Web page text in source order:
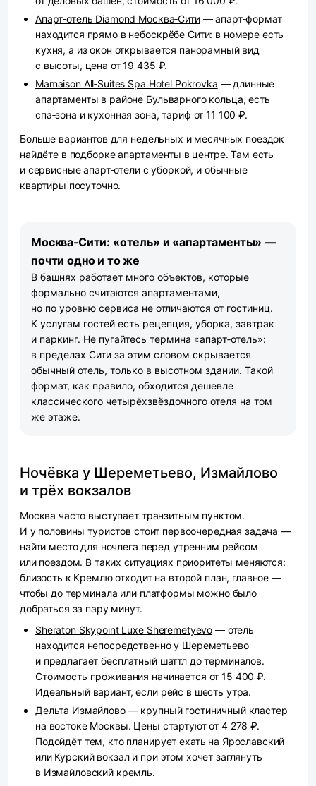
Апарт‑отель Diamond Москва‑Сити— апарт‑формат
находится прямо в небоскрёбе Сити: в номере есть
кухня, а из окон открывается панорамный вид
с высоты, цена от 19 435 ₽.
Mamaison All‑Suites Spa Hotel Pokrovka — длинные
апартаменты в районе Бульварного кольца, есть
спа‑зона и кухонная зона, тариф от 11 100 ₽.
Больше вариантов для недельных и месячных поездок
найдёте в подборкеапартаменты в центре. Там есть
и сервисные апарт‑отели с уборкой, и обычные
квартиры посуточно.
Москва‑Сити: «отель» и «апартаменты» —
почти одно и то же
В башнях работает много объектов, которые
формально считаются апартаментами,
но по уровню сервиса не отличаются от гостиниц.
К услугам гостей есть рецепция, уборка, завтрак
и паркинг. Не пугайтесь термина «апарт‑отель»:
в пределах Сити за этим словом скрывается
обычный отель, только в высотном здании. Такой
формат, как правило, обходится дешевле
классического четырёхзвёздочного отеля на том
же этаже.
Ночёвка у Шереметьево, Измайлово
и трёх вокзалов
Москва часто выступает транзитным пунктом.
И у половины туристов стоит первоочередная задача —
найти место для ночлега перед утренним рейсом
или поездом. В таких ситуациях приоритеты меняются:
близость к Кремлю отходит на второй план, главное —
чтобы до терминала или платформы можно было
добраться за пару минут.
Sheraton Skypoint Luxe Sheremetyevo — отель
находится непосредственно у Шереметьево
и предлагает бесплатный шаттл до терминалов.
Стоимость проживания начинается от 15 400 ₽.
Идеальный вариант, если рейс в шесть утра.
Дельта Измайлово— крупный гостиничный кластер
на востоке Москвы. Цены стартуют от 4 278 ₽.
Подойдёт тем, кто планирует ехать на Ярославский
или Курский вокзал и при этом хочет заглянуть
в Измайловский кремль.